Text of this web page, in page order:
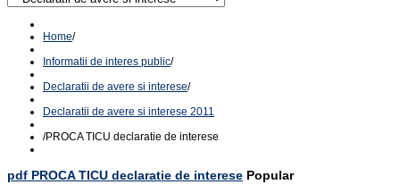
Home/
Informatii de interes public/
Declaratii de avere si interese/
Declaratii de avere si interese 2011
/PROCA TICU declaratie de interese
pdf PROCA TICU declaratie de interese Popular